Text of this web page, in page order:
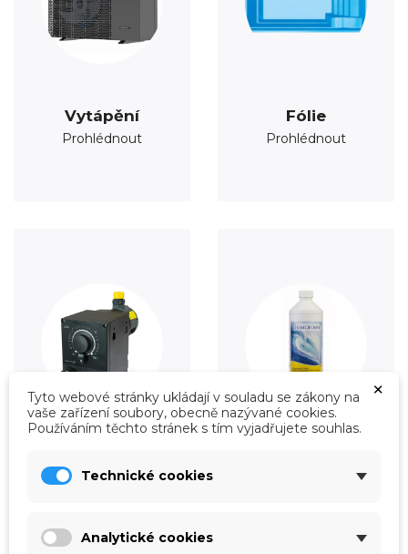
Vytápění
Prohlédnout
Fólie
Prohlédnout
Prohlédnout
×
Tyto webové stránky ukládají v souladu se zákony na
vaše zařízení soubory, obecně nazývané cookies.
Používáním těchto stránek s tím vyjadřujete souhlas.
Technické cookies
Analytické cookies